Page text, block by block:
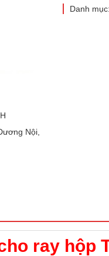
Nội,
Danh mục:
ray hộp